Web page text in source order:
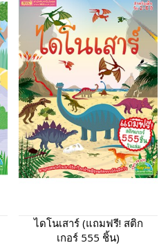
ไดโนเสาร์ (แถมฟรี! สติก
เกอร์ 555 ชิ้น)